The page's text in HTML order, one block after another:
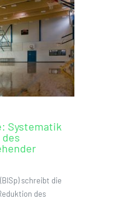
Systematik
schreibt die
des